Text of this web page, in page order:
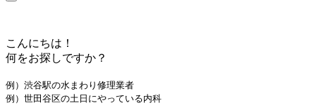
こんにちは！
何をお探しですか？
例）渋谷駅の水まわり修理業者
例）世田谷区の土日にやっている内科